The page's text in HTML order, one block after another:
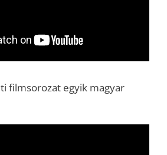
filmsorozat egyik magyar